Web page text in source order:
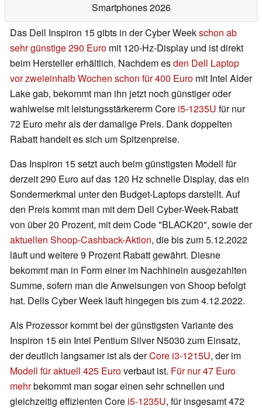
Smartphones 2026
Das Dell Inspiron 15 gibts in der Cyber Weekschon ab
sehr günstige 290 Euro mit 120-Hz-Display und ist direkt
beim Hersteller erhältlich. Nachdem esden Dell Laptop
vor zweieinhalb Wochen schon für 400 Euro mit Intel Alder
Lake gab, bekommt man ihn jetzt noch günstiger oder
wahlweise mit leistungsstärkererm Core i5-1235U für nur
72 Euro mehr als der damalige Preis. Dank doppelten
Rabatt handelt es sich um Spitzenpreise.
Das Inspiron 15 setzt auch beim günstigsten Modell für
derzeit 290 Euro auf das 120 Hz schnelle Display, das ein
Sondermerkmal unter den Budget-Laptops darstellt. Auf
den Preis kommt man mit dem Dell Cyber-Week-Rabatt
von über 20 Prozent, mit dem Code "BLACK20", sowie der
aktuellen Shoop-Cashback-Aktion, die bis zum 5.12.2022
läuft und weitere 9 Prozent Rabatt gewährt. Diesne
bekommt man in Form einer im Nachhinein ausgezahlten
Summe, sofern man die Anweisungen von Shoop befolgt
hat. Dells Cyber Week läuft hingegen bis zum 4.12.2022.
Als Prozessor kommt bei der günstigsten Variante des
Inspiron 15 ein Intel Pentium Silver N5030 zum Einsatz,
der deutlich langsamer ist als derCore i3-1215U, der im
Modell für aktuell 425 Euroverbaut ist. Für nur 47 Euro
mehrbekommt man sogar einen sehr schnellen und
gleichzeitig effizienten Core i5-1235U, für insgesamt 472